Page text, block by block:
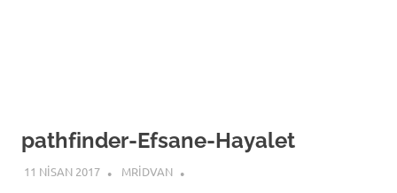
pathfinder-Efsane-Hayalet
11 NISAN 2017 MRIDVAN